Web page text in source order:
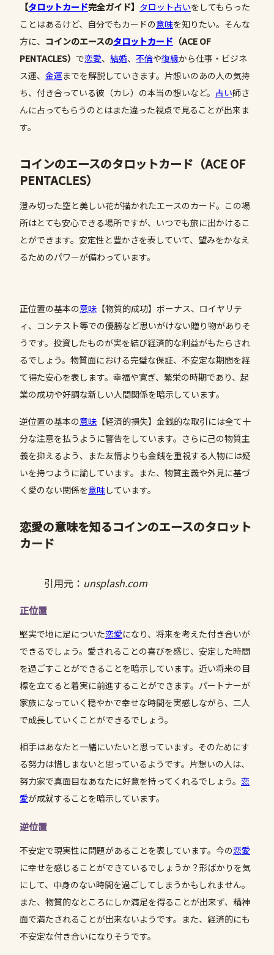
【タロットカード完全ガイド】 タロット占いをしてもらった
ことはあるけど、自分でもカードの意味を知りたい。そんな
方に、 コインのエースのタロットカード （ACE OF
PENTACLES） で恋愛、 結婚、 不倫や復縁から仕事・ビジネ
ス運、 金運までを解説していきます。片想いのあの人の気持
ち、付き合っている彼（カレ）の本当の想いなど。 占い師さ
んに占ってもらうのとはまた違った視点で見ることが出来ま
す。
コインのエースのタロットカード（ACE OF
PENTACLES）
澄み切った空と美しい花が描かれたエースのカード。この場
所はとても安心できる場所ですが、いつでも旅に出かけるこ
とができます。安定性と豊かさを表していて、望みをかなえ
るためのパワーが備わっています。
正位置の基本の意味 【物質的成功】ボーナス、ロイヤリテ
ィ、コンテスト等での優勝など思いがけない贈り物がありそ
うです。投資したものが実を結び経済的な利益がもたらされ
るでしょう。物質面における完璧な保証、不安定な期間を経
て得た安心を表します。幸福や寛ぎ、繁栄の時期であり、起
業の成功や好調な新しい人間関係を暗示しています。
逆位置の基本の意味 【経済的損失】金銭的な取引には全て十
分な注意を払うように警告をしています。さらに己の物質主
義を抑えるよう、また友情よりも金銭を重視する人物には疑
いを持つように諭しています。また、物質主義や外見に基づ
く愛のない関係を意味しています。
恋愛の意味を知るコインのエースのタロット
カード
引用元： unsplash.com
正位置
堅実で地に足についた恋愛になり、将来を考えた付き合いが
できるでしょう。愛されることの喜びを感じ、安定した時間
を過ごすことができることを暗示しています。近い将来の目
標を立てると着実に前進することができます。パートナーが
家族になっていく穏やかで幸せな時間を実感しながら、二人
で成長していくことができるでしょう。
相手はあなたと一緒にいたいと思っています。そのためにす
る努力は惜しまないと思っているようです。片想いの人は、
努力家で真面目なあなたに好意を持ってくれるでしょう。 恋
愛が成就することを暗示しています。
逆位置
不安定で現実性に問題があることを表しています。今の恋愛
に幸せを感じることができているでしょうか？形ばかりを気
にして、中身のない時間を過ごしてしまうかもしれません。
また、物質的なところにしか満足を得ることが出来ず、精神
面で満たされることが出来ないようです。また、経済的にも
不安定な付き合いになりそうです。